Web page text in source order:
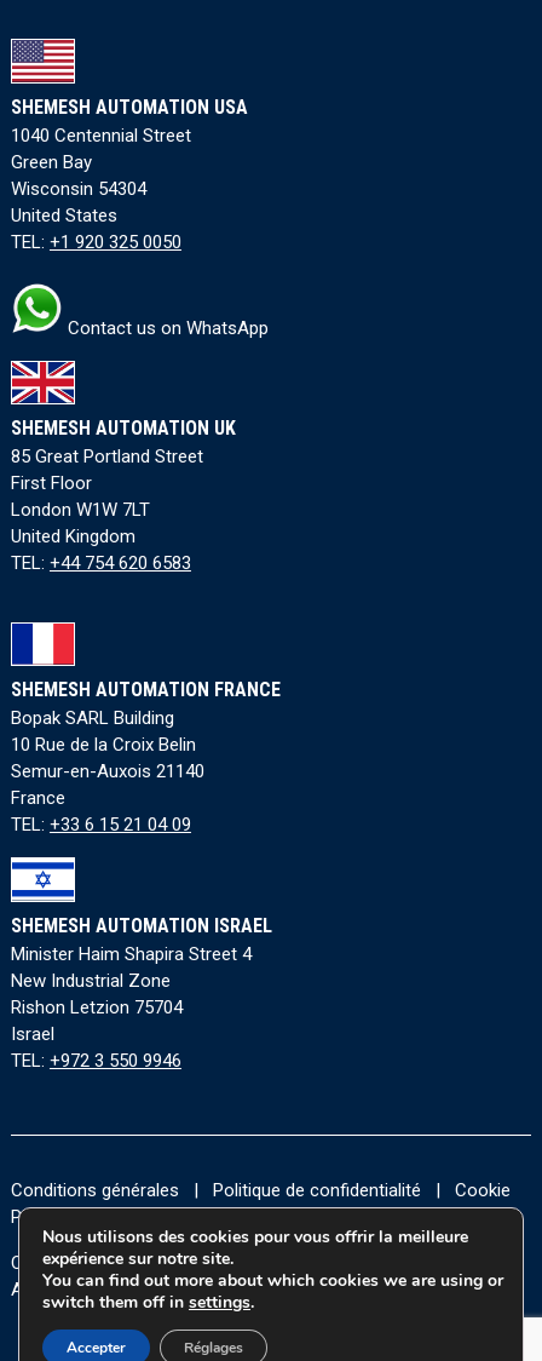
SHEMESH AUTOMATION USA
1040 Centennial Street
Green Bay
Wisconsin 54304
United States
TEL: +1 920 325 0050
Contact us on WhatsApp
SHEMESH AUTOMATION UK
85 Great Portland Street
First Floor
London W1W 7LT
United Kingdom
TEL: +44 754 620 6583
SHEMESH AUTOMATION FRANCE
Bopak SARL Building
10 Rue de la Croix Belin
Semur-en-Auxois 21140
France
TEL: +33 6 15 21 04 09
SHEMESH AUTOMATION ISRAEL
Minister Haim Shapira Street 4
New Industrial Zone
Rishon Letzion 75704
Israel
TEL: +972 3 550 9946
Conditions générales Politique de confidentialité
Cookie
Policy
Copyright © 2026 Tous les droits sont réservés à Shemesh
Automation Ltd.
Nous utilisons des cookies pour vous offrir la meilleure
expérience sur notre site.
You can find out more about which cookies we are using or
switch them off in settings.
Accepter Réglages